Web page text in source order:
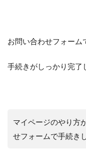
お問い合わせフォーム
手続きがしっかり完了
マイページのやり方
せフォームで手続き